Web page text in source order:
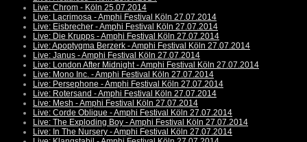
Live: Chrom - Köln 25.07.2014
Live: Lacrimosa - Amphi Festival Köln 27.07.2014
Live: Eisbrecher - Amphi Festival Köln 27.07.2014
Live: Die Krupps - Amphi Festival Köln 27.07.2014
Live: Apoptygma Berzerk - Amphi Festival Köln 27.07.2014
Live: Janus - Amphi Festival Köln 27.07.2014
Live: London After Midnight - Amphi Festival Köln 27.07.2014
Live: Mono Inc. - Amphi Festival Köln 27.07.2014
Live: Persephone - Amphi Festival Köln 27.07.2014
Live: Rotersand - Amphi Festival Köln 27.07.2014
Live: Mesh - Amphi Festival Köln 27.07.2014
Live: Corde Oblique - Amphi Festival Köln 27.07.2014
Live: The Exploding Boy - Amphi Festival Köln 27.07.2014
Live: In The Nursery - Amphi Festival Köln 27.07.2014